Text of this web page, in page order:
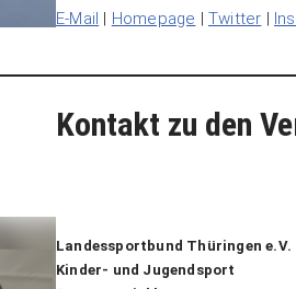
E-Mail | Homepage | Twitter |
Kontakt zu den
Landessportbund Thüringen e.V.
Kinder- und Jugendsport